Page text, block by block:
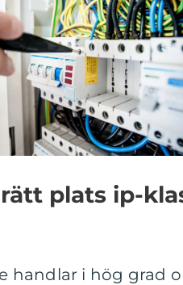
plats ip-
handlar i hög grad